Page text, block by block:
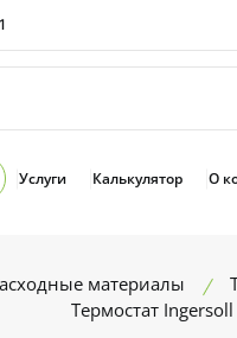
Услуги Калькулятор О
материалы
Термостат